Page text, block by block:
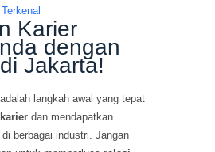
Karier
dengan
Jakarta!
langkah awal yang tepat
karier dan mendapatkan
di berbagai industri. Jangan